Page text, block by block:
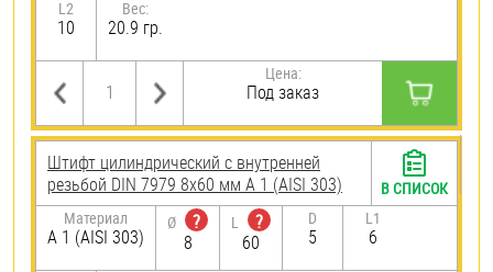
L2
10
Вес:
20.9 гр.
Цена:
Под заказ
Штифт цилиндрический с внутренней
резьбой DIN 7979 8х60 мм А 1 (AISI 303)
Материал
А 1 (AISI 303)
Ø
?
8
L
?
60
D
5
L1
6
В СПИСОК